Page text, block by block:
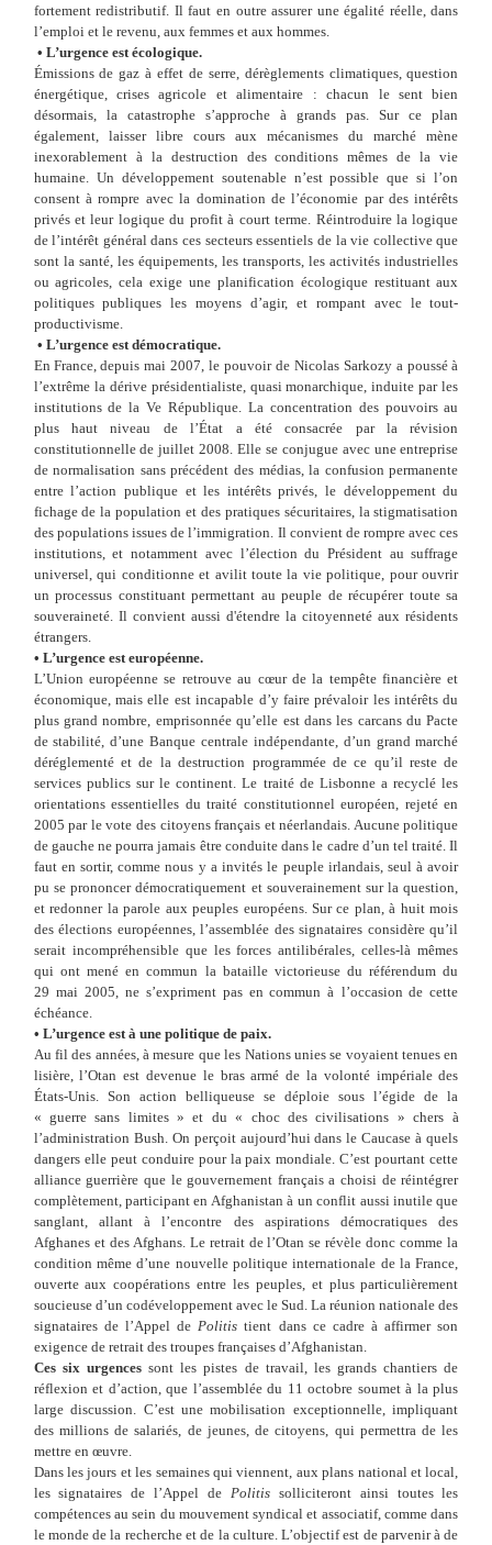
fortement redistributif. Il faut en outre assurer une égalité réelle, dans
l’emploi et le revenu, aux femmes et aux hommes.
• L’urgence est écologique.
Émissions de gaz à effet de serre, dérèglements climatiques, question
énergétique, crises agricole et alimentaire
: chacun le sent bien
désormais, la catastrophe s’approche à grands pas. Sur ce plan
également, laisser libre cours aux mécanismes du marché mène
inexorablement à la destruction des conditions mêmes de la vie
humaine. Un développement soutenable n’est possible que si l’on
consent à rompre avec la domination de l’économie par des intérêts
privés et leur logique du profit à court terme. Réintroduire la logique
de l’intérêt général dans ces secteurs essentiels de la vie collective que
sont la santé, les équipements, les transports, les activités industrielles
ou agricoles, cela exige une planification écologique restituant aux
politiques publiques les moyens d’agir, et rompant avec le tout-
productivisme.
• L’urgence est démocratique.
En France, depuis mai 2007, le pouvoir de Nicolas Sarkozy a poussé à
l’extrême la dérive présidentialiste, quasi monarchique, induite par les
institutions de la Ve République. La concentration des pouvoirs au
plus haut niveau de l’État a été consacrée par la révision
constitutionnelle de juillet 2008. Elle se conjugue avec une entreprise
de normalisation sans précédent des médias, la confusion permanente
entre l’action publique et les intérêts privés, le développement du
fichage de la population et des pratiques sécuritaires, la stigmatisation
des populations issues de l’immigration. Il convient de rompre avec ces
institutions, et notamment avec l’élection du Président au suffrage
universel, qui conditionne et avilit toute la vie politique, pour ouvrir
un processus constituant permettant au peuple de récupérer toute sa
souveraineté. Il convient aussi d'étendre la citoyenneté aux résidents
étrangers.
• L’urgence est européenne.
L’Union européenne se retrouve au cœur de la tempête financière et
économique, mais elle est incapable d’y faire prévaloir les intérêts du
plus grand nombre, emprisonnée qu’elle est dans les carcans du Pacte
de stabilité, d’une Banque centrale indépendante, d’un grand marché
déréglementé et de la destruction programmée de ce qu’il reste de
services publics sur le continent. Le traité de Lisbonne a recyclé les
orientations essentielles du traité constitutionnel européen, rejeté en
2005 par le vote des citoyens français et néerlandais. Aucune politique
de gauche ne pourra jamais être conduite dans le cadre d’un tel traité. Il
faut en sortir, comme nous y a invités le peuple irlandais, seul à avoir
pu se prononcer démocratiquement et souverainement sur la question,
et redonner la parole aux peuples européens. Sur ce plan, à huit mois
des élections européennes, l’assemblée des signataires considère qu’il
serait incompréhensible que les forces antilibérales, celles-là mêmes
qui ont mené en commun la bataille victorieuse du référendum du
29 mai 2005, ne s’expriment pas en commun à l’occasion de cette
échéance.
• L’urgence est à une politique de paix.
Au fil des années, à mesure que les Nations unies se voyaient tenues en
lisière, l’Otan est devenue le bras armé de la volonté impériale des
États-Unis. Son action belliqueuse se déploie sous l’égide de la
« guerre sans limites » et du « choc des civilisations » chers à
l’administration Bush. On perçoit aujourd’hui dans le Caucase à quels
dangers elle peut conduire pour la paix mondiale. C’est pourtant cette
alliance guerrière que le gouvernement français a choisi de réintégrer
complètement, participant en Afghanistan à un conflit aussi inutile que
sanglant, allant à l’encontre des aspirations démocratiques des
Afghanes et des Afghans. Le retrait de l’Otan se révèle donc comme la
condition même d’une nouvelle politique internationale de la France,
ouverte aux coopérations entre les peuples, et plus particulièrement
soucieuse d’un codéveloppement avec le Sud. La réunion nationale des
signataires de l’Appel de Politis tient dans ce cadre à affirmer son
exigence de retrait des troupes françaises d’Afghanistan.
Ces six urgencessont les pistes de travail, les grands chantiers de
réflexion et d’action, que l’assemblée du 11 octobre soumet à la plus
large discussion. C’est une mobilisation exceptionnelle, impliquant
des millions de salariés, de jeunes, de citoyens, qui permettra de les
mettre en œuvre.
Dans les jours et les semaines qui viennent, aux plans national et local,
les signataires de l’Appel de Politissolliciteront ainsi toutes les
compétences au sein du mouvement syndical et associatif, comme dans
le monde de la recherche et de la culture. L’objectif est de parvenir à de